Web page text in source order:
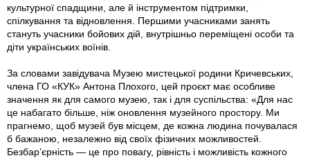
культурної спадщини, але й інструментом підтримки,
спілкування та відновлення. Першими учасниками занять
стануть учасники бойових дій, внутрішньо переміщені особи та
діти українських воїнів.
За словами завідувача Музею мистецької родини Кричевських,
члена ГО «КУК» Антона Плохого, цей проєкт має особливе
значення як для самого музею, так і для суспільства: «Для нас
це набагато більше, ніж оновлення музейного простору. Ми
прагнемо, щоб музей був місцем, де кожна людина почувалася
б бажаною, незалежно від своїх фізичних можливостей.
Безбар’єрність — це про повагу, рівність і можливість кожного